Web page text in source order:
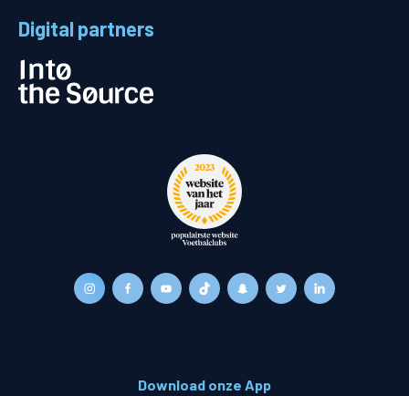
Digital partners
Download onze App